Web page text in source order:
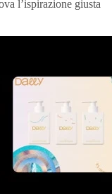
l’ispirazione giusta